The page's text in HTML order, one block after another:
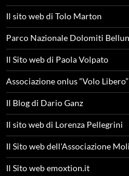
Il sito web di Tolo Marton
Parco Nazionale Dolomiti
Il Sito web di Paola Volpato
Associazione onlus “Volo
Il Blog di Dario Ganz
Il sito web di Lorenza Pellegrini
Il Sito web dell'Associazione
Il Sito web emoxtion.it